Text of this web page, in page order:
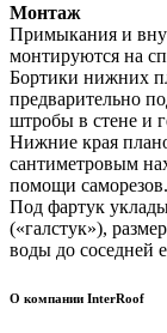
Монтаж
Примыкания и
монтируются на
Бортики нижних
предварительно
штробы в стене и
Нижние края
сантиметровым
помощи саморезов.
Под фартук
(«галстук»),
воды до соседней
О компании InterRoof